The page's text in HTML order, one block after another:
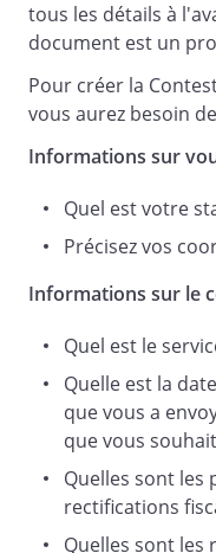
.
avec les
envisagées.
justifiées pour
de bien vouloir
tous les détails à
document est un
Pour créer la
vous aurez besoin
Informations sur
Quel est votre
Précisez vos
Informations sur le
Quel est le
Quelle est la
que vous a
que vous
Quelles sont les
rectifications
Quelles sont les